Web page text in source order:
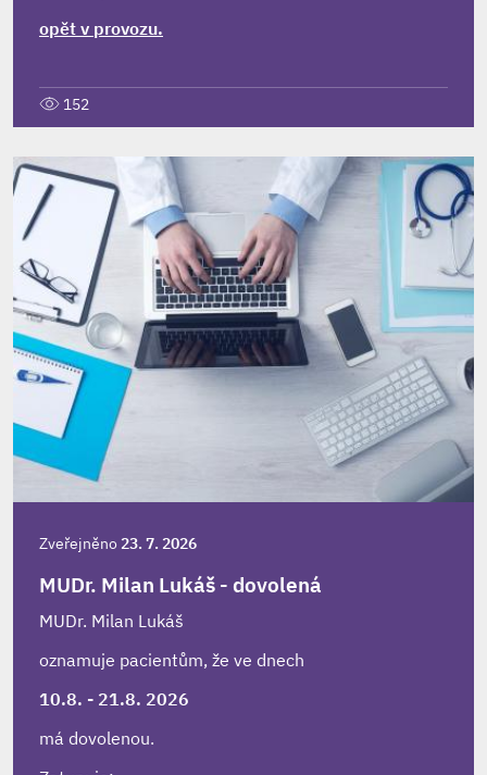
opět v provozu.
152
Zveřejněno23. 7. 2026
MUDr. Milan Lukáš - dovolená
MUDr. Milan Lukáš
oznamuje pacientům, že ve dnech
10.8. - 21.8. 2026
má dovolenou.